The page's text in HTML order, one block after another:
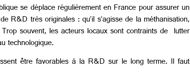
se déplace régulièrement en France pour assurer un
R&D très originales : qu’il s’agisse de la méthanisation,
souvent, les acteurs locaux sont contraints de lutter
technologique.
être favorables à la R&D sur le long terme. Il faut